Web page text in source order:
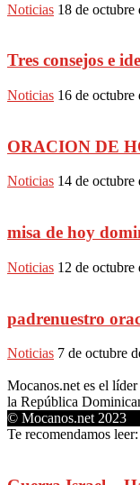
Noticias 18 de octubre
Tres consejos e
Noticias 16 de octubre
ORACION DE
Noticias 14 de octubre
misa de hoy
Noticias 12 de octubre
padrenuestro
Noticias 7 de octubre
Mocanos.net es el
la República
© Mocanos.net 2023
Te recomendamos leer: